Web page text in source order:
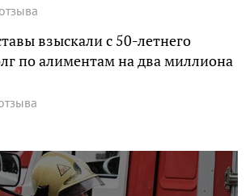
взыскали с 50-летнего
по алиментам на два миллиона